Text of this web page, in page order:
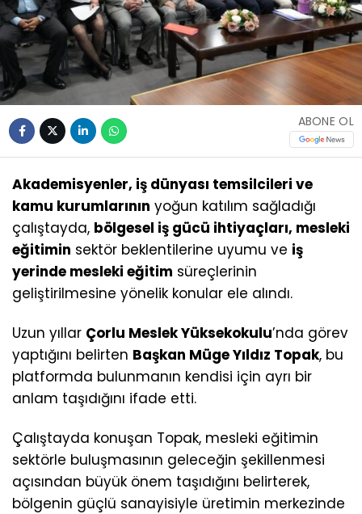
ABONE OL
Akademisyenler, iş dünyası temsilcileri ve
kamu kurumlarının yoğun katılım sağladığı
çalıştayda, bölgesel iş gücü ihtiyaçları, mesleki
eğitimin sektör beklentilerine uyumu ve iş
yerinde mesleki eğitim süreçlerinin
geliştirilmesine yönelik konular ele alındı.
Uzun yıllar Çorlu Meslek Yüksekokulu’nda görev
yaptığını belirten Başkan Müge Yıldız Topak, bu
platformda bulunmanın kendisi için ayrı bir
anlam taşıdığını ifade etti.
Çalıştayda konuşan Topak, mesleki eğitimin
sektörle buluşmasının geleceğin şekillenmesi
açısından büyük önem taşıdığını belirterek,
bölgenin güçlü sanayisiyle üretimin merkezinde